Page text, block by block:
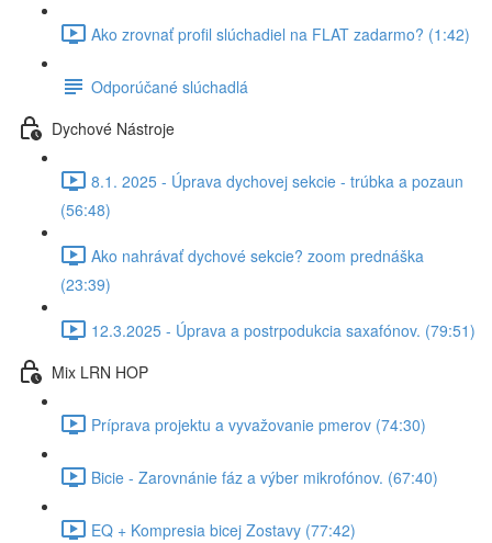
Ako zrovnať profil slúchadiel na FLAT zadarmo? (1:42)
Odporúčané slúchadlá
Dychové Nástroje
8.1. 2025 - Úprava dychovej sekcie - trúbka a pozaun
(56:48)
Ako nahrávať dychové sekcie? zoom prednáška
(23:39)
12.3.2025 - Úprava a postrpodukcia saxafónov. (79:51)
Mix LRN HOP
Príprava projektu a vyvažovanie pmerov (74:30)
Bicie - Zarovnánie fáz a výber mikrofónov. (67:40)
EQ + Kompresia bicej Zostavy (77:42)